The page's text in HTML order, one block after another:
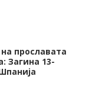
прославата
Загина 13-